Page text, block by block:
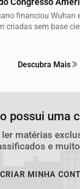
financiou Wuhan
criadas sem base
Descubra Mais
possui uma
matérias
e
CRIAR MINHA